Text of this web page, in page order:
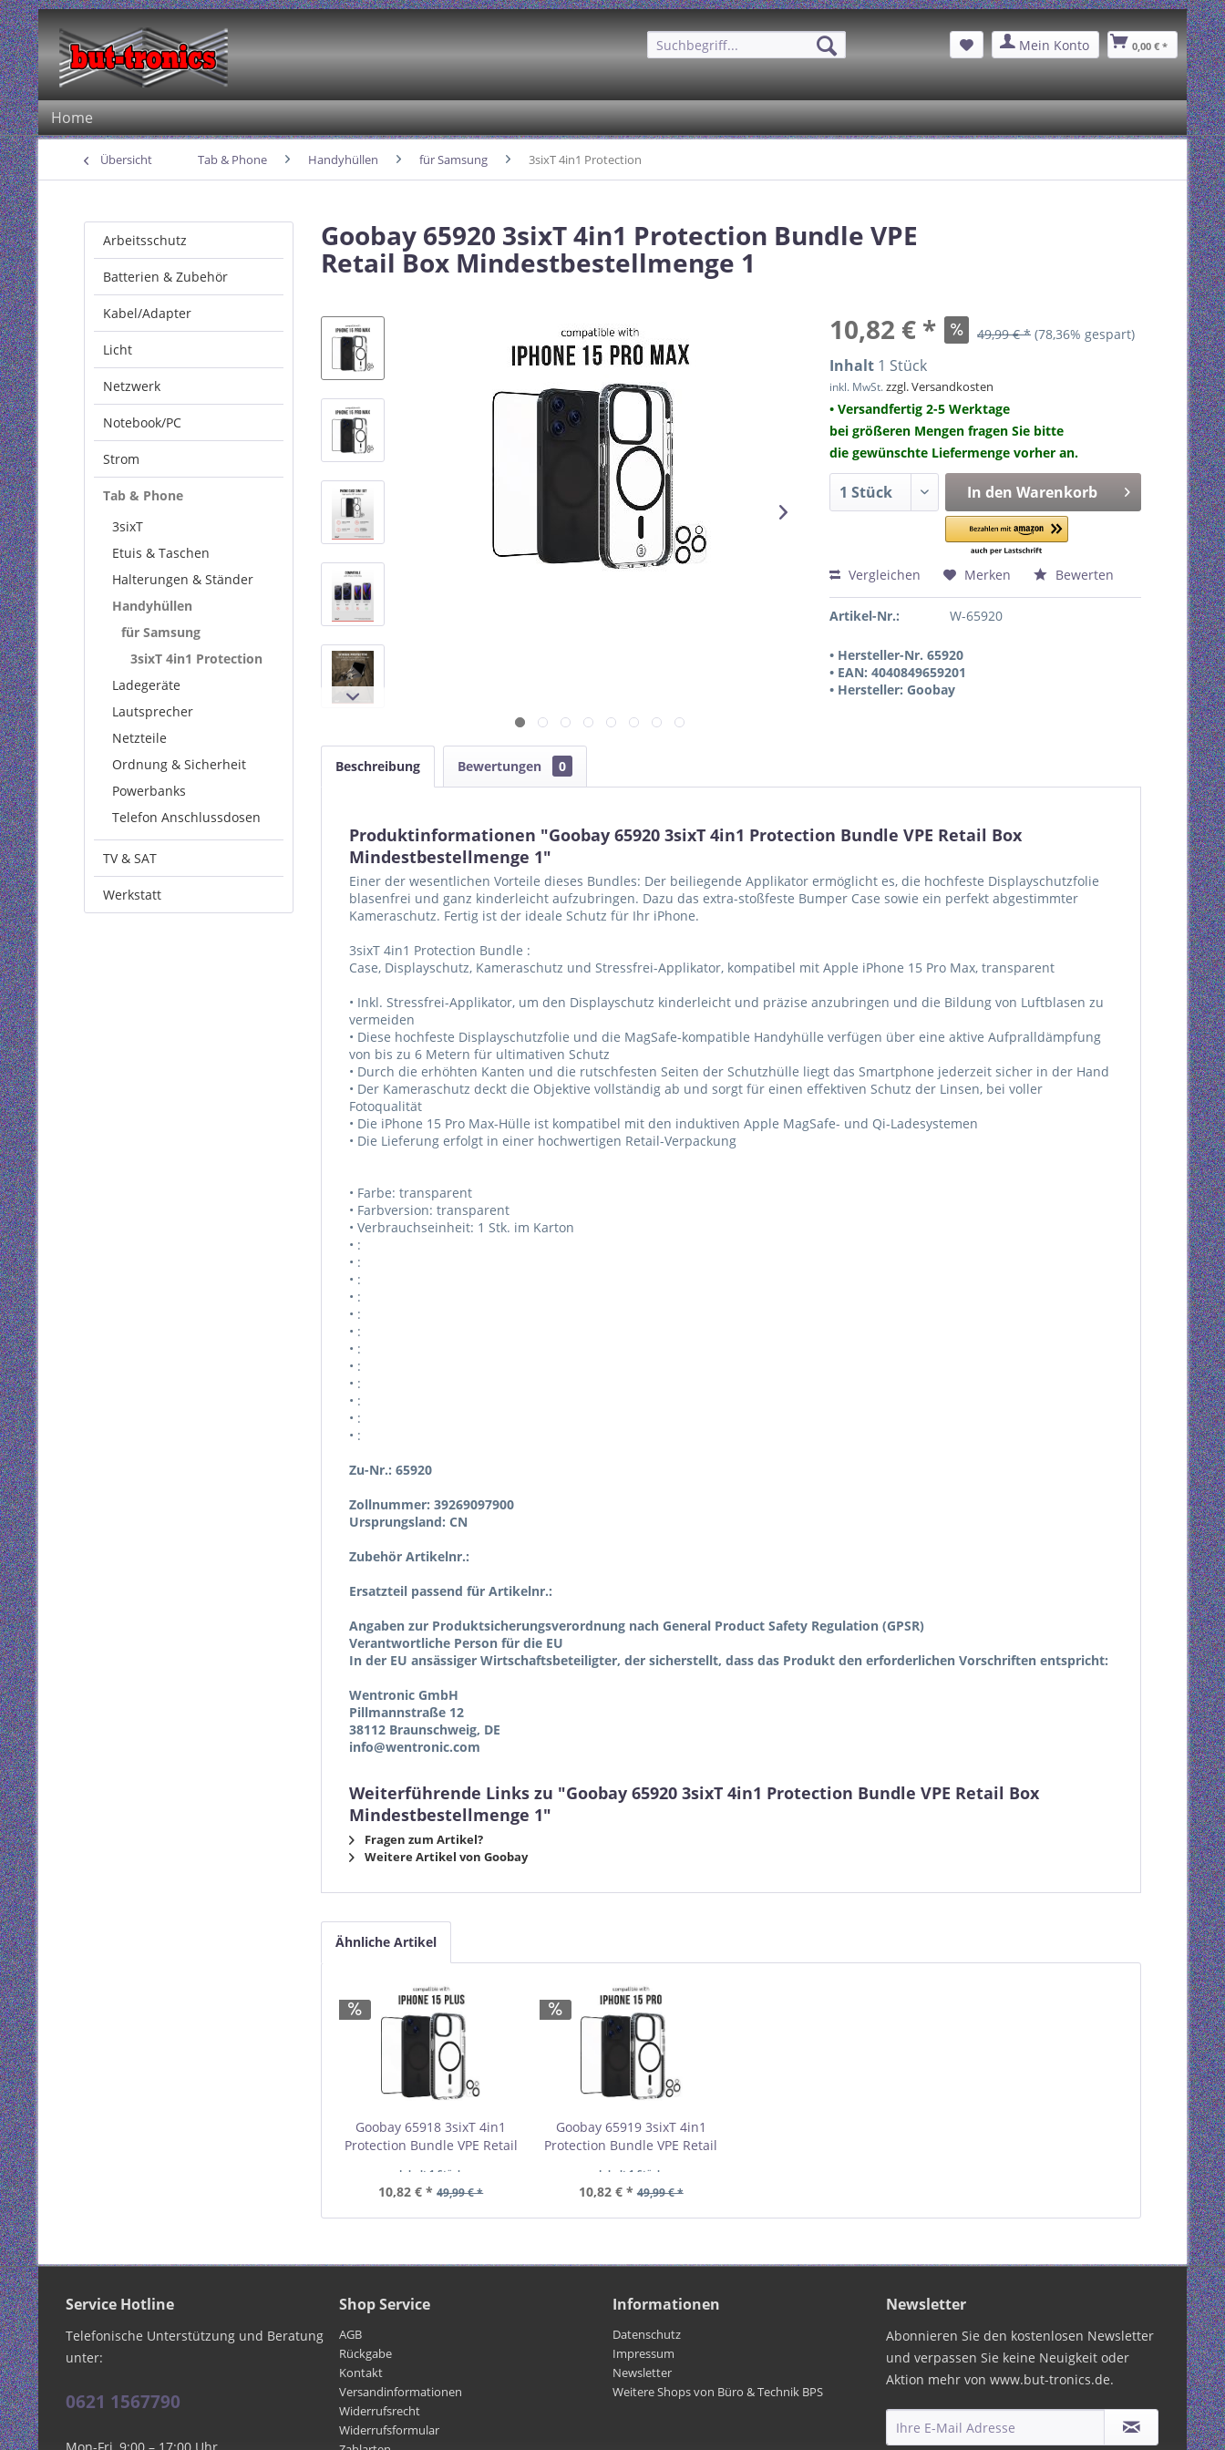
Mein Konto 0,00 € *
Home
Übersicht Tab & Phone Handyhüllen für Samsung 3sixT 4in1 Protection
Arbeitsschutz
Batterien & Zubehör
Kabel/Adapter
Licht
Netzwerk
Notebook/PC
Strom
Tab & Phone
3sixT
Etuis & Taschen
Halterungen & Ständer
Handyhüllen
für Samsung
3sixT 4in1 Protection
Ladegeräte
Lautsprecher
Netzteile
Ordnung & Sicherheit
Powerbanks
Telefon Anschlussdosen
TV & SAT
Werkstatt
Goobay 65920 3sixT 4in1 Protection Bundle VPE
Retail Box Mindestbestellmenge 1
10,82 € *
49,99 € * (78,36% gespart)
Inhalt 1 Stück
inkl. MwSt.zzgl. Versandkosten
• Versandfertig 2-5 Werktage
bei größeren Mengen fragen Sie bitte
die gewünschte Liefermenge vorher an.
In den Warenkorb
Vergleichen Merken Bewerten
Artikel-Nr.: W-65920
• Hersteller-Nr. 65920
• EAN: 4040849659201
• Hersteller: Goobay
Beschreibung Bewertungen 0
Produktinformationen "Goobay 65920 3sixT 4in1 Protection Bundle VPE Retail Box
Mindestbestellmenge 1"
Einer der wesentlichen Vorteile dieses Bundles: Der beiliegende Applikator ermöglicht es, die hochfeste Displayschutzfolie
blasenfrei und ganz kinderleicht aufzubringen. Dazu das extra-stoßfeste Bumper Case sowie ein perfekt abgestimmter
Kameraschutz. Fertig ist der ideale Schutz für Ihr iPhone.
3sixT 4in1 Protection Bundle :
Case, Displayschutz, Kameraschutz und Stressfrei-Applikator, kompatibel mit Apple iPhone 15 Pro Max, transparent
• Inkl. Stressfrei-Applikator, um den Displayschutz kinderleicht und präzise anzubringen und die Bildung von Luftblasen zu
vermeiden
• Diese hochfeste Displayschutzfolie und die MagSafe-kompatible Handyhülle verfügen über eine aktive Aufpralldämpfung
von bis zu 6 Metern für ultimativen Schutz
• Durch die erhöhten Kanten und die rutschfesten Seiten der Schutzhülle liegt das Smartphone jederzeit sicher in der Hand
• Der Kameraschutz deckt die Objektive vollständig ab und sorgt für einen effektiven Schutz der Linsen, bei voller
Fotoqualität
• Die iPhone 15 Pro Max-Hülle ist kompatibel mit den induktiven Apple MagSafe- und Qi-Ladesystemen
• Die Lieferung erfolgt in einer hochwertigen Retail-Verpackung
• Farbe: transparent
• Farbversion: transparent
• Verbrauchseinheit: 1 Stk. im Karton
• :
• :
• :
• :
• :
• :
• :
• :
• :
• :
• :
• :
Zu-Nr.: 65920
Zollnummer: 39269097900
Ursprungsland: CN
Zubehör Artikelnr.:
Ersatzteil passend für Artikelnr.:
Angaben zur Produktsicherungsverordnung nach General Product Safety Regulation (GPSR)
Verantwortliche Person für die EU
In der EU ansässiger Wirtschaftsbeteiligter, der sicherstellt, dass das Produkt den erforderlichen Vorschriften entspricht:
Wentronic GmbH
Pillmannstraße 12
38112 Braunschweig, DE
info@wentronic.com
Weiterführende Links zu "Goobay 65920 3sixT 4in1 Protection Bundle VPE Retail Box
Mindestbestellmenge 1"
Fragen zum Artikel?
Weitere Artikel von Goobay
Ähnliche Artikel
Goobay 65918 3sixT 4in1
Protection Bundle VPE Retail
Inhalt 1 Stück
10,82 € * 49,99 € *
Goobay 65919 3sixT 4in1
Protection Bundle VPE Retail
Inhalt 1 Stück
10,82 € * 49,99 € *
Service Hotline
Telefonische Unterstützung und Beratung
unter:
0621 1567790
Mon-Fri, 9:00 – 17:00 Uhr
Shop Service
AGB
Rückgabe
Kontakt
Versandinformationen
Widerrufsrecht
Widerrufsformular
Informationen
Datenschutz
Impressum
Newsletter
Weitere Shops von Büro & Technik BPS
Newsletter
Abonnieren Sie den kostenlosen Newsletter
und verpassen Sie keine Neuigkeit oder
Aktion mehr von www.but-tronics.de.